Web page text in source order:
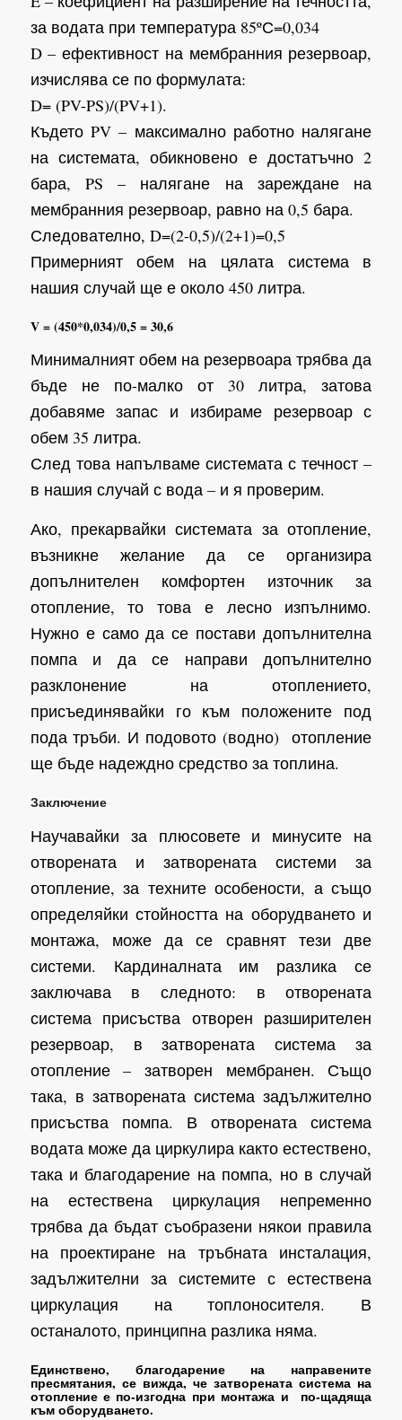
за водата при температура 85ºС=0,034
D – ефективност на мембранния резервоар,
изчислява се по формулата:
D= (PV-PS)/(PV+1).
Където PV – максимално работно налягане
на системата, обикновено е достатъчно 2
бара, PS – налягане на зареждане на
мембранния резервоар, равно на 0,5 бара.
Следователно, D=(2-0,5)/(2+1)=0,5
Примерният обем на цялата система в
нашия случай ще е около 450 литра.
V = (450*0,034)/0,5 = 30,6
Минималният обем на резервоара трябва да
бъде не по-малко от 30 литра, затова
добавяме запас и избираме резервоар с
обем 35 литра.
След това напълваме системата с течност –
в нашия случай с вода – и я проверим.
Ако, прекарвайки системата за отопление,
възникне желание да се организира
допълнителен комфортен източник за
отопление, то това е лесно изпълнимо.
Нужно е само да се постави допълнителна
помпа и да се направи допълнително
разклонение на отоплението,
присъединявайки го към положените под
пода тръби. И подовото (водно) отопление
ще бъде надеждно средство за топлина.
Заключение
Научавайки за плюсовете и минусите на
отворената и затворената системи за
отопление, за техните особености, а също
определяйки стойността на оборудването и
монтажа, може да се сравнят тези две
системи. Кардиналната им разлика се
заключава в следното: в отворената
система присъства отворен разширителен
резервоар, в затворената система за
отопление – затворен мембранен. Също
така, в затворената система задължително
присъства помпа. В отворената система
водата може да циркулира както естествено,
така и благодарение на помпа, но в случай
на естествена циркулация непременно
трябва да бъдат съобразени някои правила
на проектиране на тръбната инсталация,
задължителни за системите с естествена
циркулация на топлоносителя. В
останалото, принципна разлика няма.
Единствено, благодарение на направените
пресмятания, се вижда, че затворената система на
отопление е по-изгодна при монтажа и по-щадяща
към оборудването.